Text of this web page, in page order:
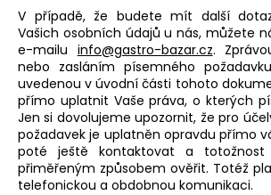
V případě, že budete mít další
Vašich osobních údajů u nás, můžete
e-mailu info@gastro-bazar.cz.
nebo zasláním písemného
uvedenou v úvodní části tohoto
přímo uplatnit Vaše práva, o kterých
Jen si dovolujeme upozornit, že pro
požadavek je uplatněn opravdu přímo
poté ještě kontaktovat a totožnost
přiměřeným způsobem ověřit. Totéž
telefonickou a obdobnou komunikaci.